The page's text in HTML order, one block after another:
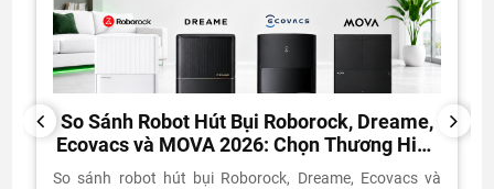
PREVIOUS
So Sánh Robot Hút Bụi Roborock, Dreame,
Ecovacs và MOVA 2026: Chọn Thương Hiệu
Nào?
So sánh robot hút bụi Roborock, Dreame, Ecovacs và
NEXT